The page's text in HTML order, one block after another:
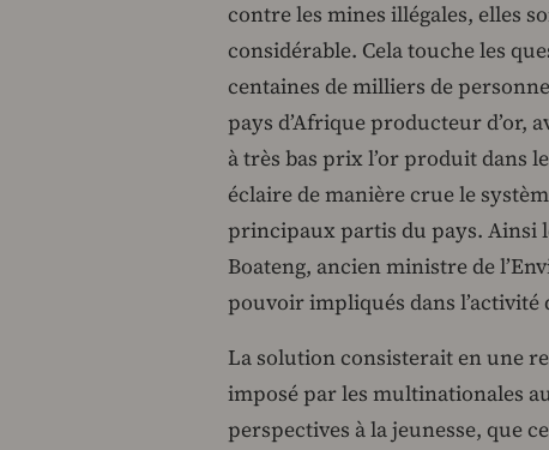
contre les mines illégales, elles
considérable. Cela touche les
centaines de milliers de
pays d’Afrique producteur d’or,
à très bas prix l’or produit dans
éclaire de manière crue le
principaux partis du pays. Ainsi
Boateng, ancien ministre de
pouvoir impliqués dans l’activité
La solution consisterait en une
imposé par les multinationales
perspectives à la jeunesse, que